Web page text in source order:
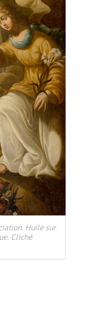
Huile sur
Cliché